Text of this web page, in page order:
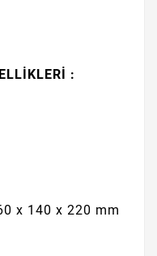
:
x 140 x 220 mm